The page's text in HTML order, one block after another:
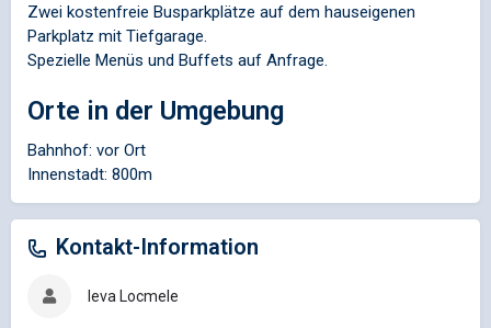
Zwei kostenfreie Busparkplätze auf dem hauseigenen
Parkplatz mit Tiefgarage.
Spezielle Menüs und Buffets auf Anfrage.
Orte in der Umgebung
Bahnhof: vor Ort
Innenstadt: 800m
Kontakt-Information
Ieva Locmele